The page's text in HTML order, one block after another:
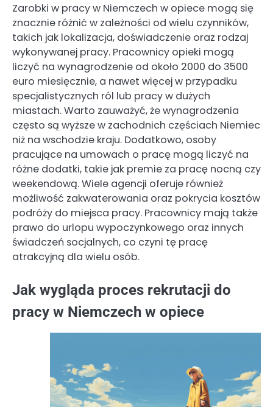
Zarobki w pracy w Niemczech w opiece mogą się
znacznie różnić w zależności od wielu czynników,
takich jak lokalizacja, doświadczenie oraz rodzaj
wykonywanej pracy. Pracownicy opieki mogą
liczyć na wynagrodzenie od około 2000 do 3500
euro miesięcznie, a nawet więcej w przypadku
specjalistycznych ról lub pracy w dużych
miastach. Warto zauważyć, że wynagrodzenia
często są wyższe w zachodnich częściach Niemiec
niż na wschodzie kraju. Dodatkowo, osoby
pracujące na umowach o pracę mogą liczyć na
różne dodatki, takie jak premie za pracę nocną czy
weekendową. Wiele agencji oferuje również
możliwość zakwaterowania oraz pokrycia kosztów
podróży do miejsca pracy. Pracownicy mają także
prawo do urlopu wypoczynkowego oraz innych
świadczeń socjalnych, co czyni tę pracę
atrakcyjną dla wielu osób.
Jak wygląda proces rekrutacji do
pracy w Niemczech w opiece